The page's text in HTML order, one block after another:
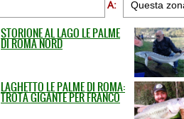
A:
STORIONE AL LAGO LE PALME
DI ROMA NORD
LAGHETTO LE PALME DI ROMA:
TROTA GIGANTE PER FRANCO